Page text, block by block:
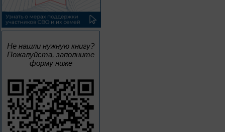
Не нашли нужную книгу?
Пожалуйста, заполните
форму ниже